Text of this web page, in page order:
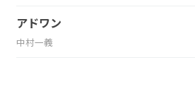
アドワン
中村一義